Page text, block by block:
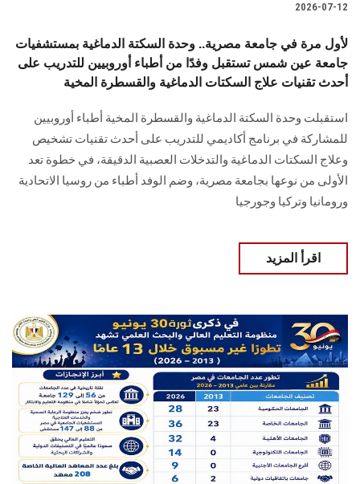
2026-07-12
لأول مرة في جامعة مصرية.. وحدة السكتة الدماغية بمستشفيات
جامعة عين شمس تستقبل وفدًا من أطباء أوروبيين للتدريب على
أحدث تقنيات علاج السكتات الدماغية والقسطرة المخية
استقبلت وحدة السكتة الدماغية والقسطرة المخية أطباء أوروبيين
للمشاركة في برنامج أكاديمي للتدريب على أحدث تقنيات تشخيص
وعلاج السكتات الدماغية والتدخلات العصبية الدقيقة، في خطوة تعد
الأولى من نوعها بجامعة مصرية، وضم الوفد أطباء من روسيا الاتحادية
ورومانيا وتركيا وجورجيا
اقرأ المزيد